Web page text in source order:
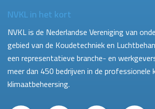
NVKL in het kort
NVKL is de Nederlandse Vereniging van
gebied van de Koudetechniek en
een representatieve branche- en
meer dan 450 bedrijven in de professionele
klimaatbeheersing.